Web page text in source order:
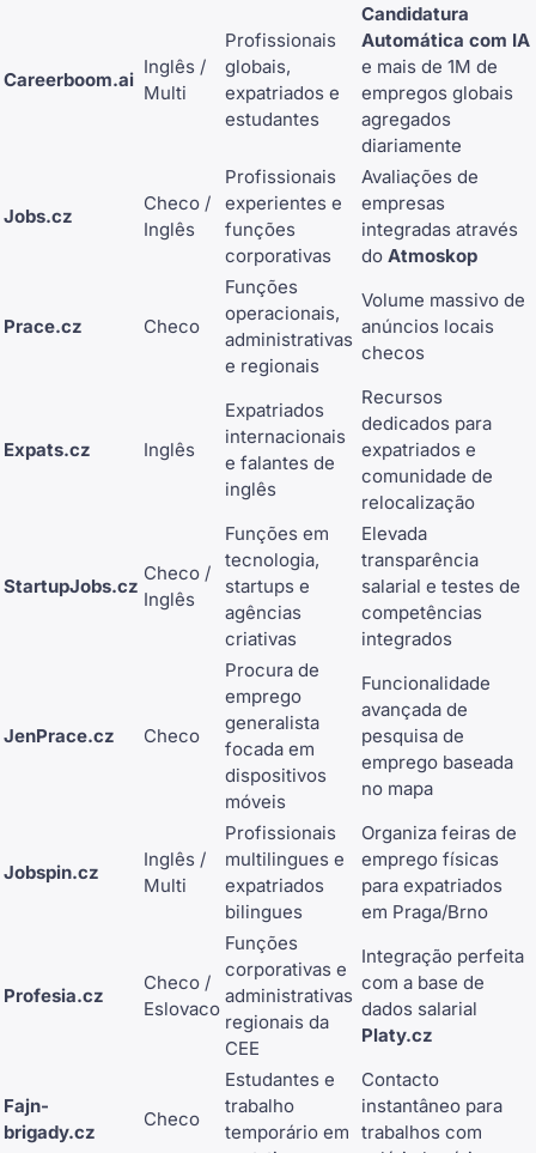
Careerboom.ai
Inglês /
Multi
Profissionais
globais,
expatriados e
estudantes
Candidatura
Automática com IA
e mais de 1M de
empregos globais
agregados
diariamente
Jobs.cz
Checo /
Inglês
Profissionais
experientes e
funções
corporativas
Avaliações de
empresas
integradas através
do Atmoskop
Prace.cz Checo
Funções
operacionais,
administrativas
e regionais
Volume massivo de
anúncios locais
checos
Expats.cz Inglês
Expatriados
internacionais
e falantes de
inglês
Recursos
dedicados para
expatriados e
comunidade de
relocalização
StartupJobs.cz
Checo /
Inglês
Funções em
tecnologia,
startups e
agências
criativas
Elevada
transparência
salarial e testes de
competências
integrados
JenPrace.cz Checo
Procura de
emprego
generalista
focada em
dispositivos
móveis
Funcionalidade
avançada de
pesquisa de
emprego baseada
no mapa
Jobspin.cz
Inglês /
Multi
Profissionais
multilingues e
expatriados
bilingues
Organiza feiras de
emprego físicas
para expatriados
em Praga/Brno
Profesia.cz
Checo /
Eslovaco
Funções
corporativas e
administrativas
regionais da
CEE
Integração perfeita
com a base de
dados salarial
Platy.cz
Fajn-
brigady.cz
Checo
Estudantes e
trabalho
temporário em
Contacto
instantâneo para
trabalhos com